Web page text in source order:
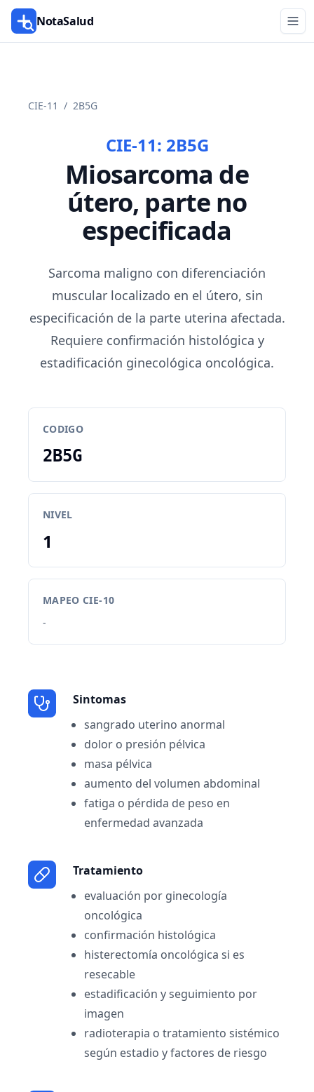
NotaSalud
CIE-11 / 2B5G
CIE-11: 2B5G
Miosarcoma de
útero, parte no
especificada
Sarcoma maligno con diferenciación
muscular localizado en el útero, sin
especificación de la parte uterina afectada.
Requiere confirmación histológica y
estadificación ginecológica oncológica.
CODIGO
2B5G
NIVEL
1
MAPEO CIE-10
-
Sintomas
sangrado uterino anormal
dolor o presión pélvica
masa pélvica
aumento del volumen abdominal
fatiga o pérdida de peso en
enfermedad avanzada
Tratamiento
evaluación por ginecología
oncológica
confirmación histológica
histerectomía oncológica si es
resecable
estadificación y seguimiento por
imagen
radioterapia o tratamiento sistémico
según estadio y factores de riesgo